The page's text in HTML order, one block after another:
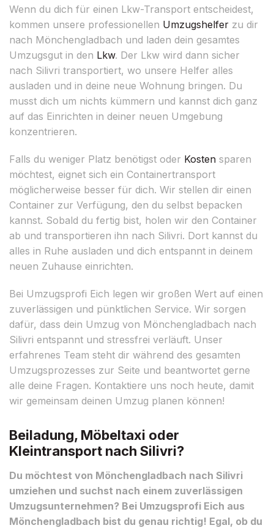
Wenn du dich für einen Lkw-Transport entscheidest,
kommen unsere professionellen Umzugshelfer zu dir
nach Mönchengladbach und laden dein gesamtes
Umzugsgut in den Lkw. Der Lkw wird dann sicher
nach Silivri transportiert, wo unsere Helfer alles
ausladen und in deine neue Wohnung bringen. Du
musst dich um nichts kümmern und kannst dich ganz
auf das Einrichten in deiner neuen Umgebung
konzentrieren.
Falls du weniger Platz benötigst oder Kosten sparen
möchtest, eignet sich ein Containertransport
möglicherweise besser für dich. Wir stellen dir einen
Container zur Verfügung, den du selbst bepacken
kannst. Sobald du fertig bist, holen wir den Container
ab und transportieren ihn nach Silivri. Dort kannst du
alles in Ruhe ausladen und dich entspannt in deinem
neuen Zuhause einrichten.
Bei Umzugsprofi Eich legen wir großen Wert auf einen
zuverlässigen und pünktlichen Service. Wir sorgen
dafür, dass dein Umzug von Mönchengladbach nach
Silivri entspannt und stressfrei verläuft. Unser
erfahrenes Team steht dir während des gesamten
Umzugsprozesses zur Seite und beantwortet gerne
alle deine Fragen. Kontaktiere uns noch heute, damit
wir gemeinsam deinen Umzug planen können!
Beiladung, Möbeltaxi oder
Kleintransport nach Silivri?
Du möchtest von Mönchengladbach nach Silivri
umziehen und suchst nach einem zuverlässigen
Umzugsunternehmen? Bei Umzugsprofi Eich aus
Mönchengladbach bist du genau richtig! Egal, ob du